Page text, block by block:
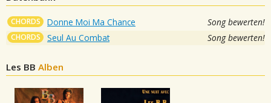
CHORDS Donne Moi Ma Chance Song bewerten!
CHORDS Seul Au Combat Song bewerten!
Les BB Alben